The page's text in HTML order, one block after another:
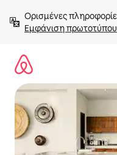
στο
περιεχόμενοΕμφάνιση πρωτοτύπου